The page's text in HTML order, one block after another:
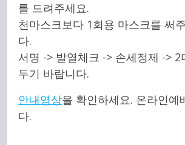
를 드려주세요.
천마스크보다 1회용 마스크를 써
다.
서명 -> 발열체크 -> 손세정제 -> 2
두기 바랍니다.
안내영상을 확인하세요. 온라인예
다.